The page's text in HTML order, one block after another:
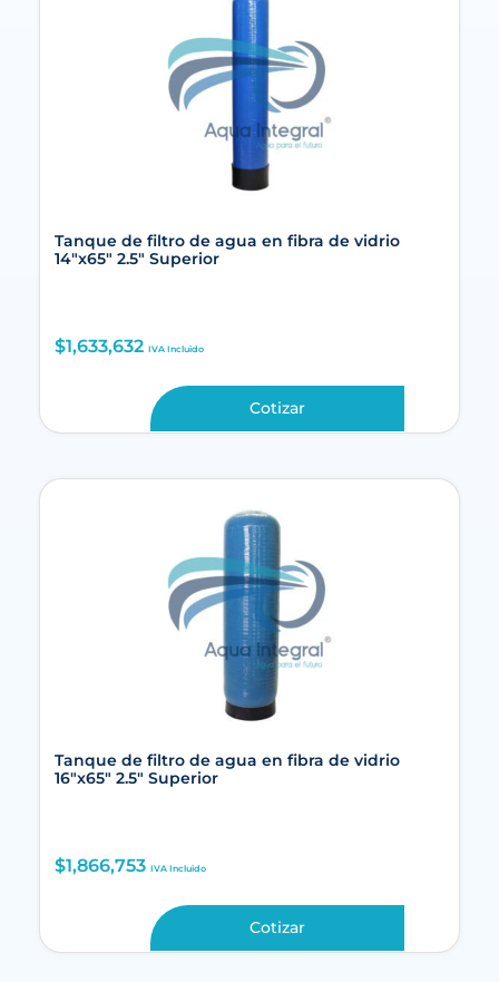
Tanque de filtro de agua en fibra de vidrio
14″x65″ 2.5″ Superior
$1,633,632 IVA Incluido
Cotizar
Tanque de filtro de agua en fibra de vidrio
16″x65″ 2.5″ Superior
$1,866,753 IVA Incluido
Cotizar